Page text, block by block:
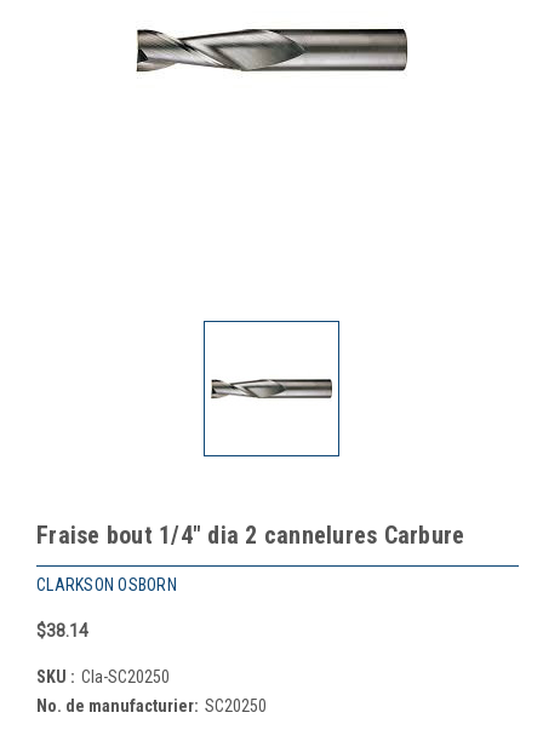
Fraise bout 1/4" dia 2 cannelures Carbure
CLARKSON OSBORN
$38.14
SKU : Cla-SC20250
No. de manufacturier: SC20250